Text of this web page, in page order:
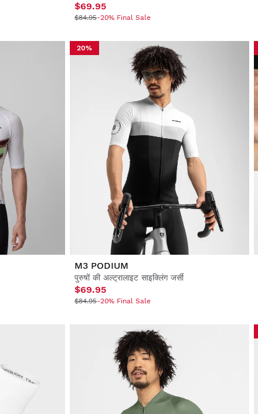
$69.95
$84.95-20% Final Sale
20%
M3 PODIUM
पुरुषों की अल्ट्रालाइट साइक्लिंग जर्सी
$69.95
$84.95-20% Final Sale